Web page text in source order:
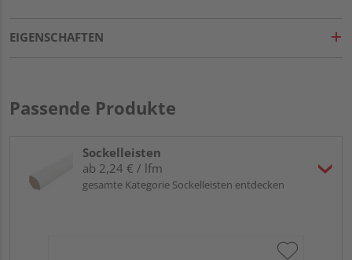
EIGENSCHAFTEN
Passende Produkte
Sockelleisten
ab 2,24 € / lfm
gesamte Kategorie Sockelleisten entdecken